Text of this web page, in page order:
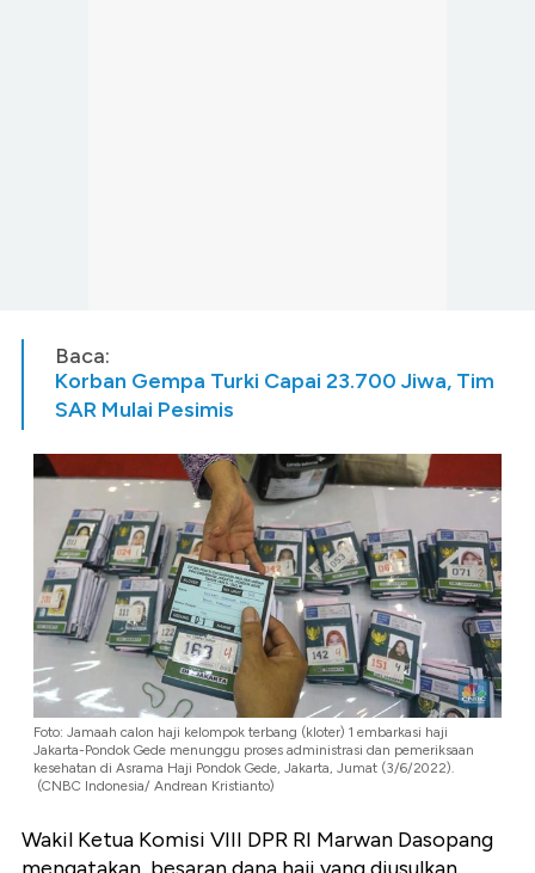
Baca:
Korban Gempa Turki Capai 23.700 Jiwa, Tim
SAR Mulai Pesimis
Foto: Jamaah calon haji kelompok terbang (kloter) 1 embarkasi haji
Jakarta-Pondok Gede menunggu proses administrasi dan pemeriksaan
kesehatan di Asrama Haji Pondok Gede, Jakarta, Jumat (3/6/2022).
(CNBC Indonesia/ Andrean Kristianto)
Wakil Ketua Komisi VIII DPR RI Marwan Dasopang